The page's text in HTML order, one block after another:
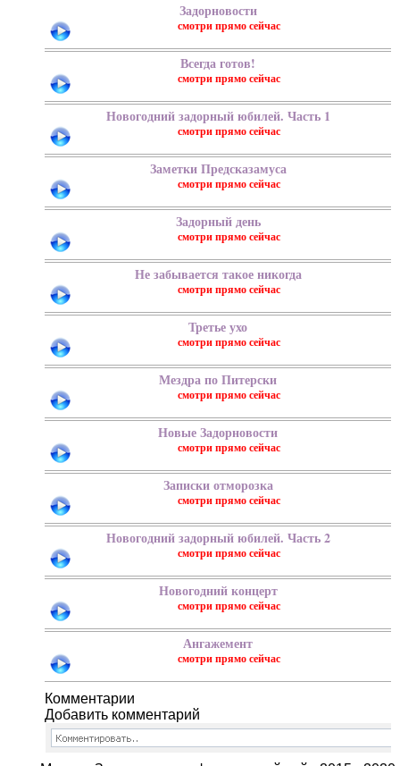
Задорновости
Всегда готов!
Новогодний задорный юбилей. Часть 1
Заметки Предсказамуса
Задорный день
Не забывается такое никогда
Третье ухо
Мездра по Питерски
Новые Задорновости
Записки отморозка
Новогодний задорный юбилей. Часть 2
Новогодний концерт
Ангажемент
Добавить комментарий